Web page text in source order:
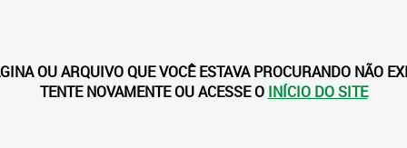
OU ARQUIVO QUE VOCÊ ESTAVA PROCURANDO NÃO
TENTE NOVAMENTE OU ACESSE O INÍCIO DO SITE